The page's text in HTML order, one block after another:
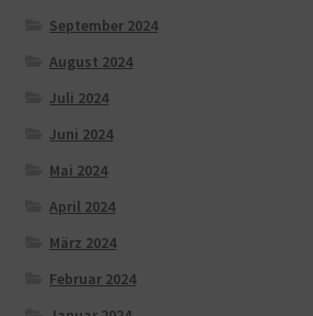
September 2024
August 2024
Juli 2024
Juni 2024
Mai 2024
April 2024
März 2024
Februar 2024